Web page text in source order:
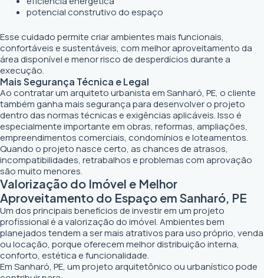
potencial construtivo do espaço
Esse cuidado permite criar ambientes mais funcionais,
confortáveis e sustentáveis, com melhor aproveitamento da
área disponível e menor risco de desperdícios durante a
execução.
Mais Segurança Técnica e Legal
Ao contratar um arquiteto urbanista em Sanharó, PE, o cliente
também ganha mais segurança para desenvolver o projeto
dentro das normas técnicas e exigências aplicáveis. Isso é
especialmente importante em obras, reformas, ampliações,
empreendimentos comerciais, condomínios e loteamentos.
Quando o projeto nasce certo, as chances de atrasos,
incompatibilidades, retrabalhos e problemas com aprovação
são muito menores.
Valorização do Imóvel e Melhor
Aproveitamento do Espaço em Sanharó, PE
Um dos principais benefícios de investir em um projeto
profissional é a valorização do imóvel. Ambientes bem
planejados tendem a ser mais atrativos para uso próprio, venda
ou locação, porque oferecem melhor distribuição interna,
conforto, estética e funcionalidade.
Em Sanharó, PE, um projeto arquitetônico ou urbanístico pode